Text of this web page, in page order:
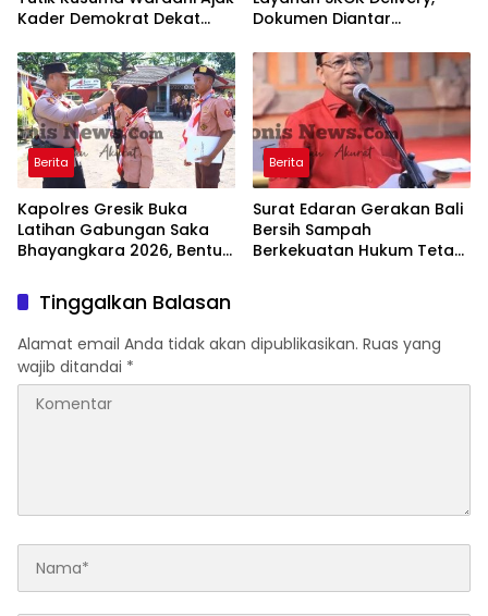
Kader Demokrat Dekat
Kerja Nyata
Dokumen Diantar
Pemohon
Berita
Kapolres Gresik Buka
Latihan Gabungan Saka
Bhayangkara 2026, Bentuk
Berkarakter dan Peduli
Kamtibmas
Berita
Surat Edaran Gerakan Bali
Bersih Sampah
Berkekuatan Hukum Tetap,
Tinggalkan Balasan
Alamat email Anda tidak akan dipublikasikan. Ruas yang
wajib ditandai *